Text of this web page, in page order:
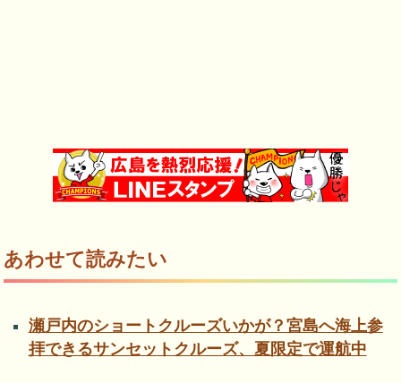
あわせて読みたい
瀬戸内のショートクルーズいかが？宮島へ海上参
拝できるサンセットクルーズ、夏限定で運航中